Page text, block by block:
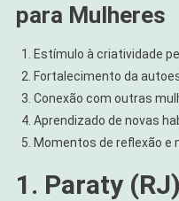
para Mulheres
Estímulo à criatividade
Fortalecimento da
Conexão com outras
Aprendizado de novas
Momentos de reflexão e
1. Paraty